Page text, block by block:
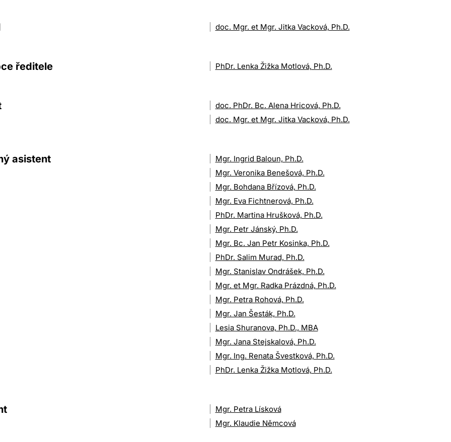
doc. Mgr. et Mgr. Jitka Vacková, Ph.D.
ředitele PhDr. Lenka Žižka Motlová, Ph.D.
doc. PhDr. Bc. Alena Hricová, Ph.D.
doc. Mgr. et Mgr. Jitka Vacková, Ph.D.
asistent
Mgr. Ingrid Baloun, Ph.D.
Mgr. Veronika Benešová, Ph.D.
Mgr. Bohdana Břízová, Ph.D.
Mgr. Eva Fichtnerová, Ph.D.
PhDr. Martina Hrušková, Ph.D.
Mgr. Petr Jánský, Ph.D.
Mgr. Bc. Jan Petr Kosinka, Ph.D.
PhDr. Salim Murad, Ph.D.
Mgr. Stanislav Ondrášek, Ph.D.
Mgr. et Mgr. Radka Prázdná, Ph.D.
Mgr. Petra Rohová, Ph.D.
Mgr. Jan Šesták, Ph.D.
Lesia Shuranova, Ph.D., MBA
Mgr. Jana Stejskalová, Ph.D.
Mgr. Ing. Renata Švestková, Ph.D.
PhDr. Lenka Žižka Motlová, Ph.D.
Mgr. Petra Lísková
Mgr. Klaudie Němcová